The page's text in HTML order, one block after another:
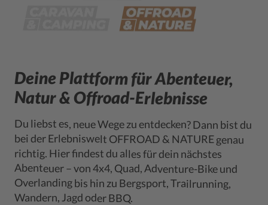
Deine Plattform für Abenteuer,
Natur & Offroad-Erlebnisse
Du liebst es, neue Wege zu entdecken? Dann bist du
bei der Erlebniswelt OFFROAD & NATURE genau
richtig. Hier findest du alles für dein nächstes
Abenteuer – von 4x4, Quad, Adventure-Bike und
Overlanding bis hin zu Bergsport, Trailrunning,
Wandern, Jagd oder BBQ.